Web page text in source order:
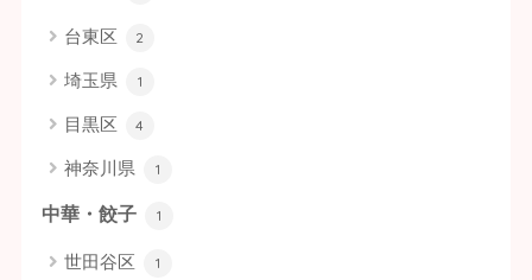
台東区 2
埼玉県 1
目黒区 4
神奈川県 1
中華・餃子 1
世田谷区 1